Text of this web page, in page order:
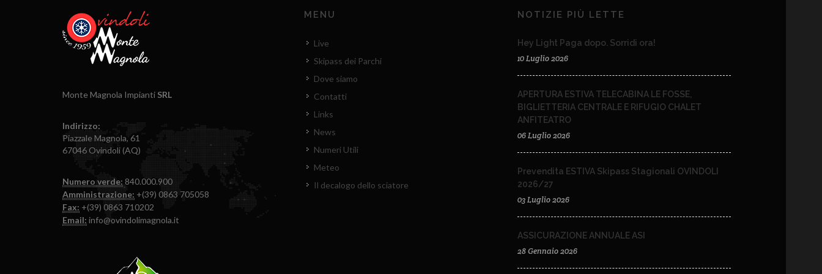
Monte Magnola Impianti SRL
Indirizzo:
Piazzale Magnola, 61
67046 Ovindoli (AQ)
Numero verde: 840.000.900
Amministrazione: +(39) 0863 705058
Fax: +(39) 0863 710202
Email: info@ovindolimagnola.it
MENU
Live
Skipass dei Parchi
Dove siamo
Contatti
Links
News
Numeri Utili
Meteo
Il decalogo dello sciatore
NOTIZIE PIÙ LETTE
Hey Light Paga dopo. Sorridi ora!
10 Luglio 2026
APERTURA ESTIVA TELECABINA LE FOSSE,
BIGLIETTERIA CENTRALE E RIFUGIO CHALET
ANFITEATRO
06 Luglio 2026
Prevendita ESTIVA Skipass Stagionali OVINDOLI
2026/27
03 Luglio 2026
ASSICURAZIONE ANNUALE ASI
28 Gennaio 2026